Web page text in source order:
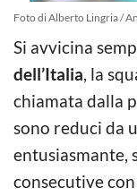
Foto di Alberto Lingria /
Si avvicina
dell’Italia, la
chiamata dalla
sono reduci da
consecutive